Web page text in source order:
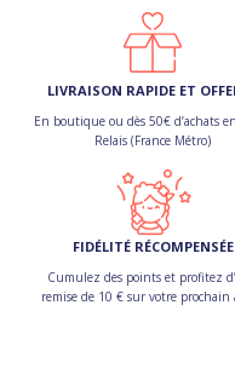
LIVRAISON RAPIDE ET
En boutique ou dès 50€ d’achats
Relais (France Métro)
FIDÉLITÉ RÉCOMPENSÉE
Cumulez des points et profitez
remise de 10 € sur votre prochain